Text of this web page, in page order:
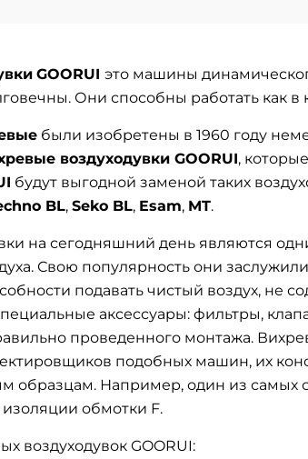
GOORUI это машины
Они способны работать как
были изобретены в 1960 году
воздуходувки GOORUI,
будут выгодной заменой таких
BL, Seko BL, Esam, MT.
на сегодняшний день являются
Свою популярность они
подавать чистый воздух,
аксессуары: фильтры,
проведенного монтажа.
подобных машин, их
Например, один из самых
обмотки F.
воздуходувок GOORUI: